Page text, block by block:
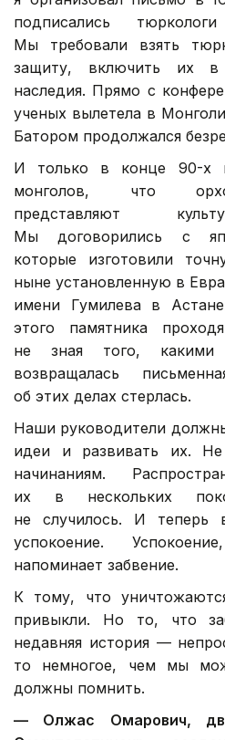
подписались
Мы требовали взять
защиту, включить их в
наследия. Прямо с
ученых вылетела в
Батором продолжался
И только в конце 90-х
монголов, что
представляют
Мы договорились с
которые изготовили
ныне установленную в
имени Гумилева в
этого памятника
не зная того,
возвращалась
об этих делах стерлась.
Наши руководители
идеи и развивать их.
начинаниям.
их в нескольких
не случилось. И теперь
успокоение.
напоминает забвение.
К тому, что
привыкли. Но то, что
недавняя история —
то немногое, чем мы
должны помнить.
— Олжас Омарович, д